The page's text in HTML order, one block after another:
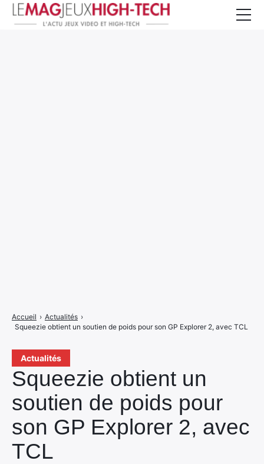
Actualités
Squeezie obtient un
soutien de poids pour
son GP Explorer 2, avec
TCL
Accueil › Actualités ›
Squeezie obtient un soutien de poids pour son GP Explorer 2, avec TCL